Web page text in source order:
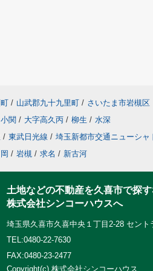
/ 山武郡九十九里町 / さいたま市岩槻区
小関 / 大字高久丙 / 柳生 / 水深
/ 東武日光線 / 埼玉新都市交通ニューシャ
/ 岩槻 / 求名 / 新古河
土地などの不動産を久喜市で探す
株式会社シンコーハウスへ
埼玉県久喜市久喜中央１丁目2-28 セント
TEL:0480-22-7630
FAX:0480-23-2477
Copyright(c) 株式会社シンコーハウス